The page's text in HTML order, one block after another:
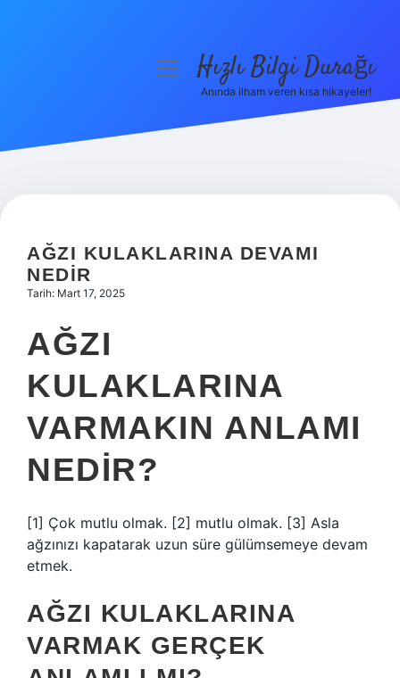
Hakkımızda
menüyüHızlı Bilgi Durağı
Anında ilham veren kısa hikayeler!
AĞZI KULAKLARINA DEVAMI
NEDIR
Tarih: Mart 17, 2025
AĞZI
KULAKLARINA
VARMAKIN ANLAMI
NEDIR?
[1] Çok mutlu olmak. [2] mutlu olmak. [3] Asla
ağzınızı kapatarak uzun süre gülümsemeye devam
etmek.
AĞZI KULAKLARINA
VARMAK GERÇEK